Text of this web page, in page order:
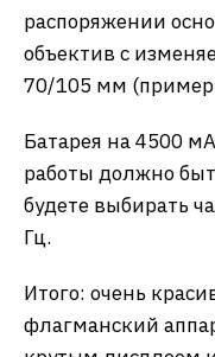
распоряжении
объектив с
70/105 мм
Батарея на 4500
работы должно
будете выбирать
Гц.
Итого: очень
флагманский